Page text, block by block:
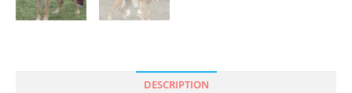
DESCRIPTION